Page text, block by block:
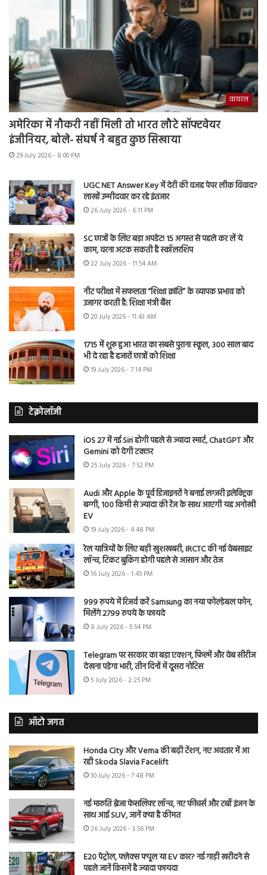
वायरल
अमेरिका में नौकरी नहीं मिली तो भारत लौटे सॉफ्टवेयर
इंजीनियर, बोले- संघर्ष ने बहुत कुछ सिखाया
29 July 2026 - 8:00 PM
UGC NET Answer Key में देरी की वजह पेपर लीक विवाद?
लाखों उम्मीदवार कर रहे इंतजार
26 July 2026 - 6:11 PM
SC छात्रों के लिए बड़ा अपडेट! 15 अगस्त से पहले कर लें ये
काम, वरना अटक सकती है स्कॉलरशिप
22 July 2026 - 11:54 AM
नीट परीक्षा में सफलता “शिक्षा क्रांति” के व्यापक प्रभाव को
उजागर करती है: शिक्षा मंत्री बैंस
20 July 2026 - 11:43 AM
1715 में शुरू हुआ भारत का सबसे पुराना स्कूल, 300 साल बाद
भी दे रहा है हजारों छात्रों को शिक्षा
19 July 2026 - 7:14 PM
टेक्नोलॉजी
iOS 27 में नई Siri होगी पहले से ज्यादा स्मार्ट, ChatGPT और
Gemini को देगी टक्कर
25 July 2026 - 7:52 PM
Audi और Apple के पूर्व डिजाइनरों ने बनाई लग्जरी इलेक्ट्रिक
बग्गी, 100 किमी से ज्यादा की रेंज के साथ आएगी यह अनोखी
EV
19 July 2026 - 4:48 PM
रेल यात्रियों के लिए बड़ी खुशखबरी, IRCTC की नई वेबसाइट
लॉन्च, टिकट बुकिंग होगी पहले से आसान और तेज
16 July 2026 - 1:45 PM
999 रुपये में रिजर्व करें Samsung का नया फोल्डेबल फोन,
मिलेंगे 2799 रुपये के फायदे
8 July 2026 - 5:54 PM
Telegram पर सरकार का बड़ा एक्शन, फिल्में और वेब सीरीज
देखना पड़ेगा भारी, तीन दिनों में दूसरा नोटिस
5 July 2026 - 2:25 PM
ऑटो जगत
Honda City और Verna की बढ़ी टेंशन, नए अवतार में आ
रही Skoda Slavia Facelift
30 July 2026 - 7:48 PM
नई मारुति ब्रेजा फेसलिफ्ट लॉन्च, नए फीचर्स और टर्बो इंजन के
साथ आई SUV, जानें क्या है कीमत
26 July 2026 - 3:56 PM
E20 पेट्रोल, फ्लेक्स फ्यूल या EV कार? नई गाड़ी खरीदने से
पहले जानें किसमें है ज्यादा फायदा